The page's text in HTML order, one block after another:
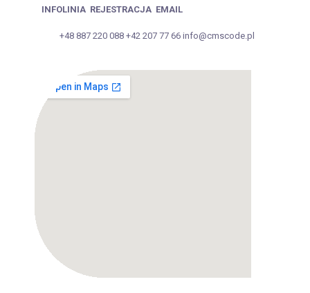
INFOLINIA REJESTRACJA EMAIL
+48 887 220 088 +42 207 77 66 info@cmscode.pl